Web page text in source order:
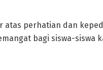
atas perhatian dan
bagi siswa-siswa